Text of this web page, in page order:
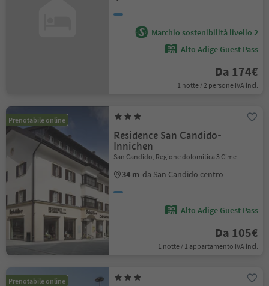
Marchio sostenibilità livello 2
Alto Adige Guest Pass
Da 174€
1 notte / 2 persone IVA incl.
Prenotabile online
Residence San Candido-
Innichen
San Candido, Regione dolomitica 3 Cime
34 m da San Candido centro
Alto Adige Guest Pass
Da 105€
1 notte / 1 appartamento IVA incl.
Prenotabile online